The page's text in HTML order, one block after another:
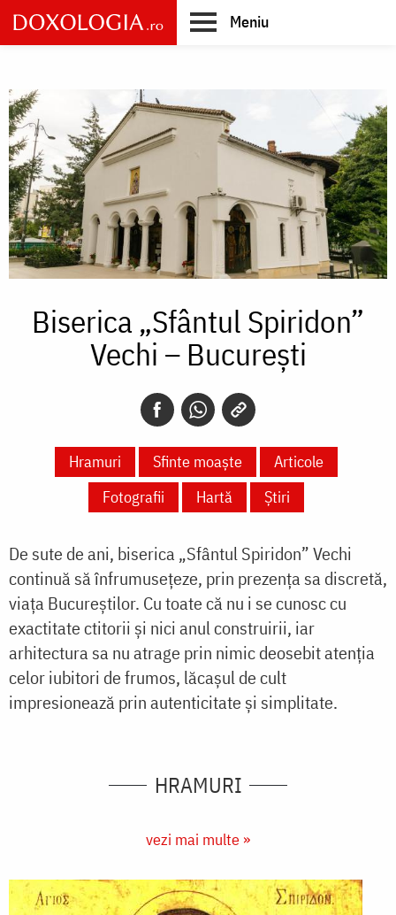
Skip
to
main
Meniu
Biserica „Sfântul Spiridon”
Vechi – București
Hramuri Sfinte moaște
Articole
Fotografii
Hartă Știri
De sute de ani, biserica „Sfântul Spiridon” Vechi
continuă să înfrumusețeze, prin prezența sa discretă,
viața Bucureștilor. Cu toate că nu i se cunosc cu
exactitate ctitorii și nici anul construirii, iar
arhitectura sa nu atrage prin nimic deosebit atenția
celor iubitori de frumos, lăcașul de cult
impresionează prin autenticitate și simplitate.
HRAMURI
vezi mai multe »